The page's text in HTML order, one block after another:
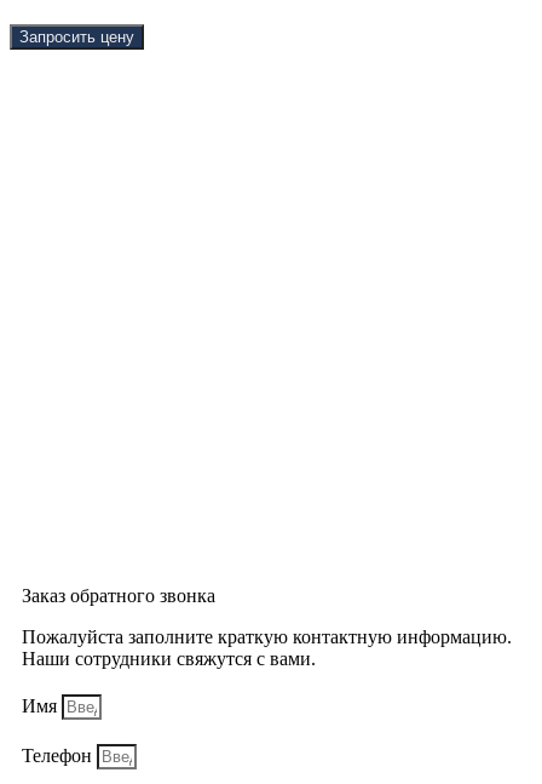
Запросить цену
Заказ обратного звонка
Пожалуйста заполните краткую контактную информацию.
Наши сотрудники свяжутся с вами.
Имя
Телефон